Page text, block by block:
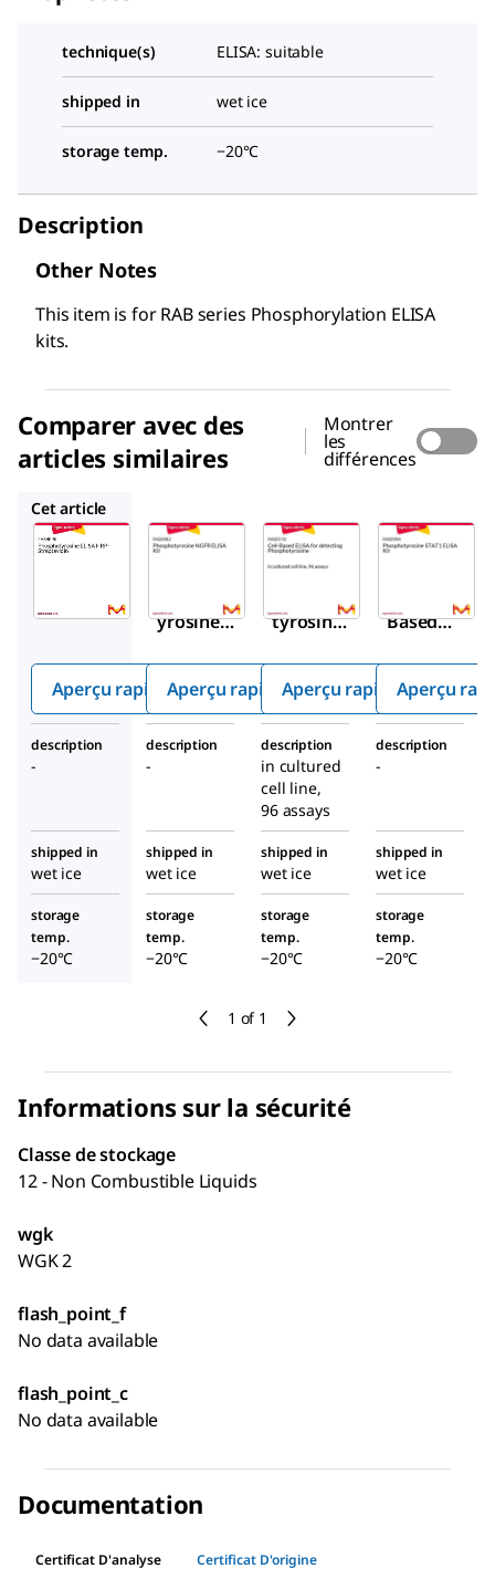
technique(s) ELISA: suitable
shipped in wet ice
storage temp. −20°C
Description
Other Notes
This item is for RAB series Phosphorylation ELISA
kits.
Comparer avec des
articles similaires
Montrer
les
différences
1 of 1
Cet article
Sigma-
Aldrich
yrosine
Streptavi
din
Aperçu rapide
Sigma-
Aldrich
RAB0982
tyrosine
Kit
Aperçu rapide
Sigma-
Aldrich
Based
detectin
g
Phospho
Aperçu rapideAperçu
description
-
description
-
description
in cultured
cell line,
96 assays
description
-
shipped in
wet ice
shipped in
wet ice
shipped in
wet ice
shipped in
wet ice
storage
temp.
−20°C
storage
temp.
−20°C
storage
temp.
−20°C
storage
temp.
−20°C
Informations sur la sécurité
Classe de stockage
12 - Non Combustible Liquids
wgk
WGK 2
flash_point_f
No data available
flash_point_c
No data available
Documentation
Certificat D'analyse Certificat D'origine